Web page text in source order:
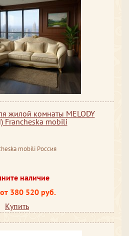
жилой комнаты MELODY
mobili
mobili Россия
наличие
380 520 руб.
Купить